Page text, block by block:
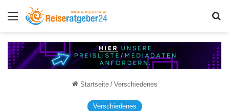
Menü
Startseite / Verschiedenes
Verschiedenes